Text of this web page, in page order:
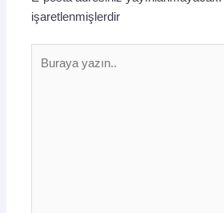
işaretlenmişlerdir
yazın..